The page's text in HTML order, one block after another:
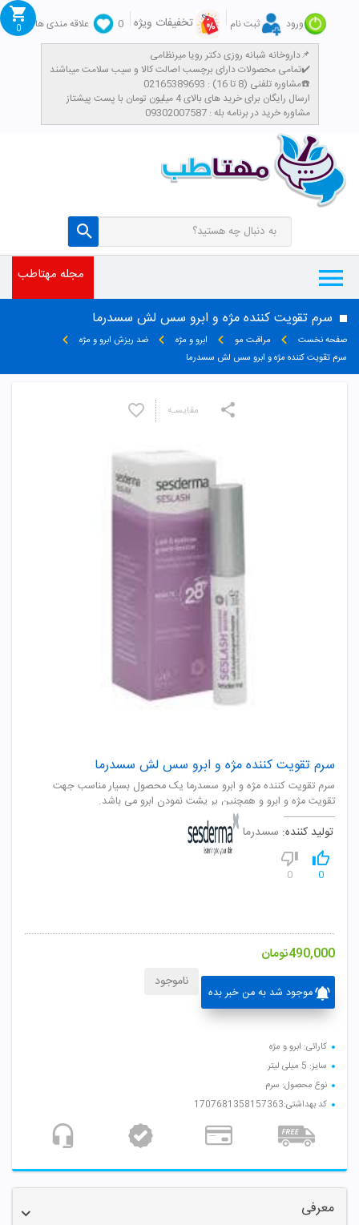
ورود ثبت نام تخفیفات ویژه 0
علاقه مندی ها
داروخانه شبانه روزی دکتر رویا میرنظامی📌
تمامی محصولات دارای برچسب اصالت کالا و سیب سلامت میباشند✔️
مشاوره تلفنی (8 تا 16) : 02165389693☎️
​ارسال رایگان برای خرید های بالای 4 میلیون تومان با پست پیشتاز
مشاوره خرید در برنامه بله : 09302007587
0
مجله مهتاطب
سرم تقویت کننده مژه و ابرو سس لش سسدرما
صفحه نخست مراقبت مو ابرو و مژه
ضد ریزش ابرو و مژه
سرم تقویت کننده مژه و ابرو سس لش سسدرما
سرم تقویت کننده مژه و ابرو سس لش سسدرما
سرم تقویت کننده مژه و ابرو سسدرما یک محصول بسیار مناسب جهت
تقویت مژه و ابرو و همچنین پر پشت نمودن ابرو می باشد.
تولید کننده: سسدرما
0
0
490,000تومان
موجود شد به من خبر بده
ناموجود
مقایسـه
کارائی: ابرو و مژه
سایز: 5 میلی لیتر
نوع محصول: سرم
کد بهداشتی:1707681358157363
معرفی